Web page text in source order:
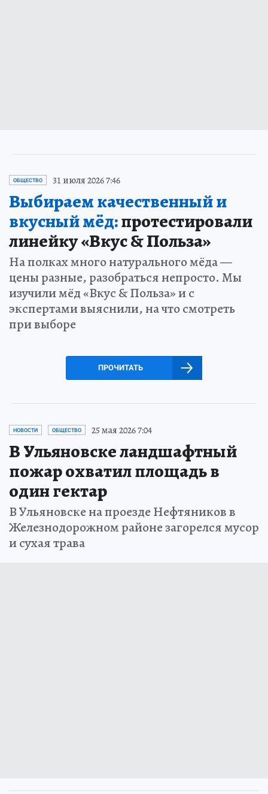
ОБЩЕСТВО 31 июля 2026 7:46
Выбираем качественный и
вкусный мёд:протестировали
линейку «Вкус & Польза»
На полках много натурального мёда —
цены разные, разобраться непросто. Мы
изучили мёд «Вкус & Польза» и с
экспертами выяснили, на что смотреть
при выборе
ПРОЧИТАТЬ
НОВОСТИ ОБЩЕСТВО 25 мая 2026 7:04
В Ульяновске ландшафтный
пожар охватил площадь в
один гектар
В Ульяновске на проезде Нефтяников в
Железнодорожном районе загорелся мусор
и сухая трава